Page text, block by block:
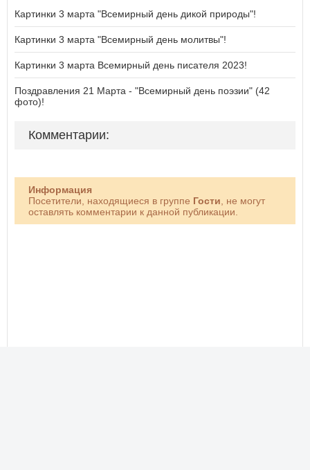
Картинки 3 марта "Всемирный день дикой природы"!
Картинки 3 марта "Всемирный день молитвы"!
Картинки 3 марта Всемирный день писателя 2023!
Поздравления 21 Марта - "Всемирный день поэзии" (42
фото)!
Комментарии:
Информация
Посетители, находящиеся в группе Гости , не могут
оставлять комментарии к данной публикации.